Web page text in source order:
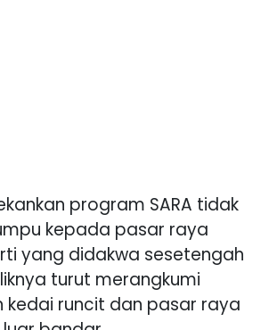
program SARA tidak
kepada pasar raya
yang didakwa sesetengah
turut merangkumi
kedai runcit dan pasar raya